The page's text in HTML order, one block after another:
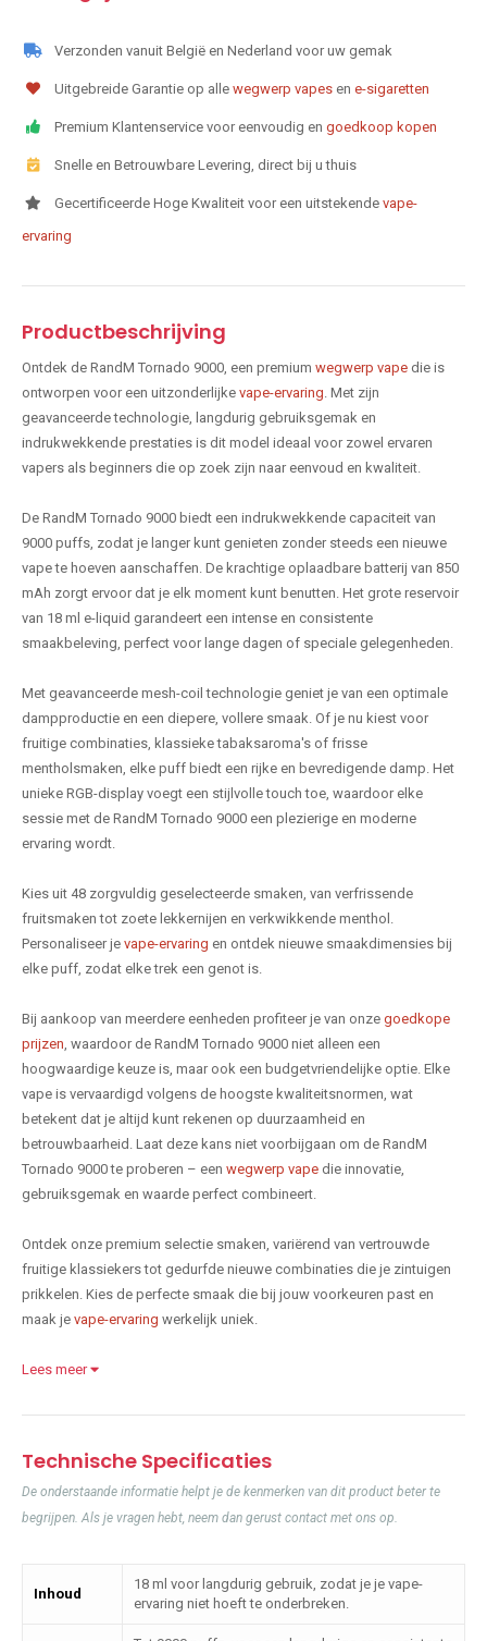
Verzonden vanuit België en Nederland voor uw gemak
Uitgebreide Garantie op alle wegwerp vapes en e-sigaretten
Premium Klantenservice voor eenvoudig en goedkoop kopen
Snelle en Betrouwbare Levering, direct bij u thuis
Gecertificeerde Hoge Kwaliteit voor een uitstekende vape-
ervaring
Productbeschrijving
Ontdek de RandM Tornado 9000, een premium wegwerp vape die is
ontworpen voor een uitzonderlijke vape-ervaring . Met zijn
geavanceerde technologie, langdurig gebruiksgemak en
indrukwekkende prestaties is dit model ideaal voor zowel ervaren
vapers als beginners die op zoek zijn naar eenvoud en kwaliteit.
De RandM Tornado 9000 biedt een indrukwekkende capaciteit van
9000 puffs, zodat je langer kunt genieten zonder steeds een nieuwe
vape te hoeven aanschaffen. De krachtige oplaadbare batterij van 850
mAh zorgt ervoor dat je elk moment kunt benutten. Het grote reservoir
van 18 ml e-liquid garandeert een intense en consistente
smaakbeleving, perfect voor lange dagen of speciale gelegenheden.
Met geavanceerde mesh-coil technologie geniet je van een optimale
dampproductie en een diepere, vollere smaak. Of je nu kiest voor
fruitige combinaties, klassieke tabaksaroma's of frisse
mentholsmaken, elke puff biedt een rijke en bevredigende damp. Het
unieke RGB-display voegt een stijlvolle touch toe, waardoor elke
sessie met de RandM Tornado 9000 een plezierige en moderne
ervaring wordt.
Kies uit 48 zorgvuldig geselecteerde smaken, van verfrissende
fruitsmaken tot zoete lekkernijen en verkwikkende menthol.
Personaliseer je vape-ervaring en ontdek nieuwe smaakdimensies bij
elke puff, zodat elke trek een genot is.
Bij aankoop van meerdere eenheden profiteer je van onze goedkope
prijzen , waardoor de RandM Tornado 9000 niet alleen een
hoogwaardige keuze is, maar ook een budgetvriendelijke optie. Elke
vape is vervaardigd volgens de hoogste kwaliteitsnormen, wat
betekent dat je altijd kunt rekenen op duurzaamheid en
betrouwbaarheid. Laat deze kans niet voorbijgaan om de RandM
Tornado 9000 te proberen – een wegwerp vape die innovatie,
gebruiksgemak en waarde perfect combineert.
Ontdek onze premium selectie smaken, variërend van vertrouwde
fruitige klassiekers tot gedurfde nieuwe combinaties die je zintuigen
prikkelen. Kies de perfecte smaak die bij jouw voorkeuren past en
maak je vape-ervaring werkelijk uniek.
Lees meer
Technische Specificaties
De onderstaande informatie helpt je de kenmerken van dit product beter te
begrijpen. Als je vragen hebt, neem dan gerust contact met ons op.
Inhoud
18 ml voor langdurig gebruik, zodat je je vape-
ervaring niet hoeft te onderbreken.